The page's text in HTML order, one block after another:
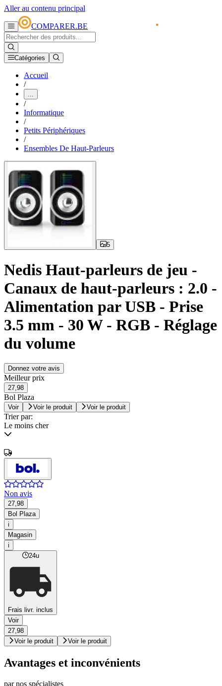
Aller au contenu principal
COMPARER.BE
Catégories
Accueil
/
...
/
Informatique
/
Petits Périphériques
/
Ensembles De Haut-Parleurs
5
Nedis Haut-parleurs de jeu -
Canaux de haut-parleurs : 2.0 -
Alimentation par USB - Prise
3.5 mm - 30 W - RGB - Réglage
du volume
Donnez votre avis
Meilleur prix
27,98
Bol Plaza
Voir Voir le produit Voir le produit
Trier par:
Le moins cher
Non avis
27,98
Bol Plaza
i
Magasin
i
24u
Frais livr. inclus
Voir
27,98
Voir le produit
Voir le produit
Avantages et inconvénients
par nos spécialistes